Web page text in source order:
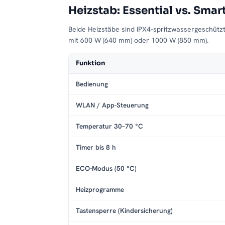
Bedingungen getestet wurde und die
5 Jahre Herstellergarantie: Sicherheit,
Mit einer5-jährigen Herstellergarantie
des ZEBRA Badezimmerheizkörpers mit
haben, steht unser
Profitieren Sie vonüber 25 Jahren Erfahrung
bieten. Mit ZEBRA entscheiden Sie sich für
Perfektion vereint.
Ihre Vorteile auf einen Blick
5 Heizstufen
Mischbetrieb möglich: Optionaler
Heizstab: Essential vs.
Beide Heizstäbe sind IPX4-
mit 600 W (640 mm) oder 1000 W (850 mm).
Funktion
Bedienung
WLAN / App-Steuerung
Temperatur 30–70 °C
Timer bis 8 h
ECO-Modus (50 °C)
Heizprogramme
Tastensperre (Kindersicherung)